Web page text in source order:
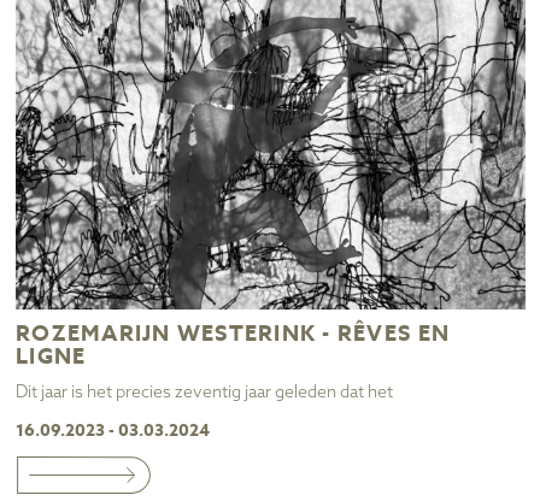
ROZEMARIJN WESTERINK - RÊVES EN
LIGNE
Dit jaar is het precies zeventig jaar geleden dat het
16.09.2023 - 03.03.2024